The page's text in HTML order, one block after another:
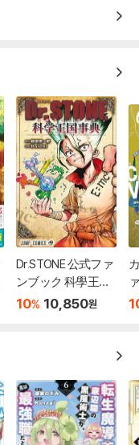
Dr.STONE 公式ファ
ンブック 科學王國
事典
10% 10,850원